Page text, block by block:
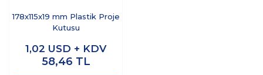
178x115x19 mm Plastik Proje
Kutusu
1,02 USD + KDV
58,46 TL